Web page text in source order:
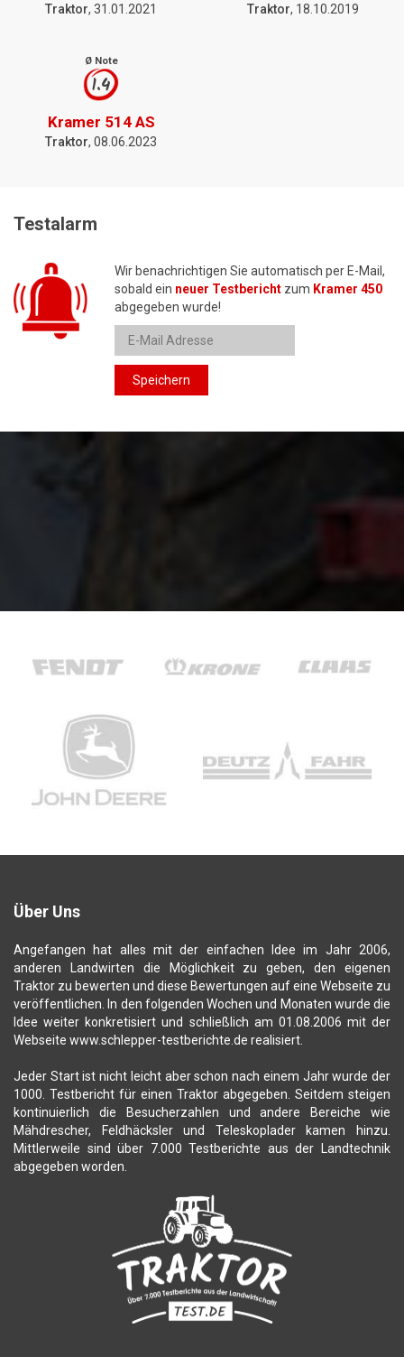
Traktor, 31.01.2021 Traktor, 18.10.2019
Ø Note
1.4
Kramer 514 AS
Traktor, 08.06.2023
Testalarm
Wir benachrichtigen Sie automatisch per E-Mail,
sobald ein neuer Testbericht zum Kramer 450
abgegeben wurde!
Speichern
Über Uns
Angefangen hat alles mit der einfachen Idee im Jahr 2006,
anderen Landwirten die Möglichkeit zu geben, den eigenen
Traktor zu bewerten und diese Bewertungen auf eine Webseite zu
veröffentlichen. In den folgenden Wochen und Monaten wurde die
Idee weiter konkretisiert und schließlich am 01.08.2006 mit der
Webseite www.schlepper-testberichte.de realisiert.
Jeder Start ist nicht leicht aber schon nach einem Jahr wurde der
1000. Testbericht für einen Traktor abgegeben. Seitdem steigen
kontinuierlich die Besucherzahlen und andere Bereiche wie
Mähdrescher, Feldhäcksler und Teleskoplader kamen hinzu.
Mittlerweile sind über 7.000 Testberichte aus der Landtechnik
abgegeben worden.